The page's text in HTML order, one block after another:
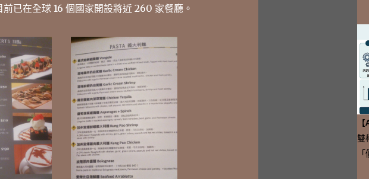
已在全球 16 個國家開設將近 260 家餐廳。
雙